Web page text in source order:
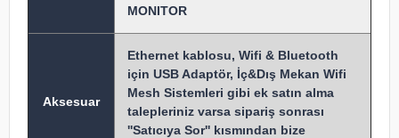
MONITOR
Aksesuar
Ethernet kablosu, Wifi & Bluetooth
için USB Adaptör, İç&Dış Mekan Wifi
Mesh Sistemleri gibi ek satın alma
talepleriniz varsa sipariş sonrası
''Satıcıya Sor'' kısmından bize